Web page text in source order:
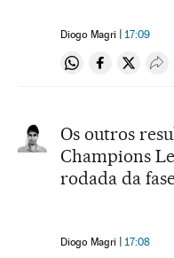
Diogo Magri 17:09
Compartir en
Compartir
Os outros
Champions
rodada da
Diogo Magri 17:08